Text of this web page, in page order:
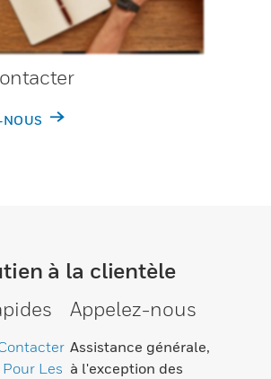
à la clientèle
Les
Appelez-nous
Assistance générale,
à l'exception des